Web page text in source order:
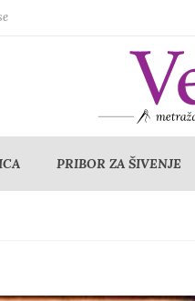
PRIBOR ZA ŠIVENJE